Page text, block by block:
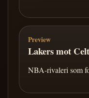
Preview
Lakers mot
NBA-rivaleri som